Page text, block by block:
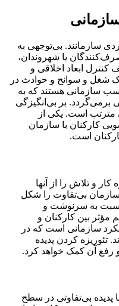
سازمانند. بی‌توجهی به
یا شهروندان،
ابعاد اخلاقی و
شغل و سوانح و حوادث در
سازمانی هستند که به
برمی‌گردد. بر بی‌انگیزگی
مترتب است. یکی از
کارکنان با سازمان
است.
کار و تلاش را از آنها
سازمان بی‌تفاوت را شکل
به سرنوشت و
مؤثر بین کارکنان و
سازمانی است که در
کردن پدیده
رفع آن کمک خواهد کرد.
پدیده بی‌تفاوتی در سطح